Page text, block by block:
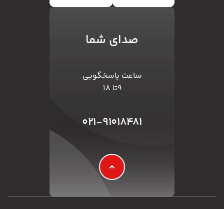
صدای شما
ساعت پاسخگویی
۹تا ۱۸
۰۲۱-۹۱۰۱۸۴۸۱